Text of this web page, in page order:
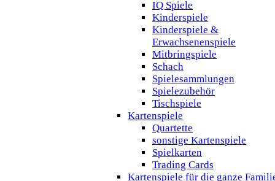
IQ Spiele
Kinderspiele
Kinderspiele &
Erwachsenenspiele
Mitbringspiele
Schach
Spielesammlungen
Spielezubehör
Tischspiele
Kartenspiele
Quartette
sonstige Kartenspiele
Spielkarten
Trading Cards
Kartenspiele für die ganze